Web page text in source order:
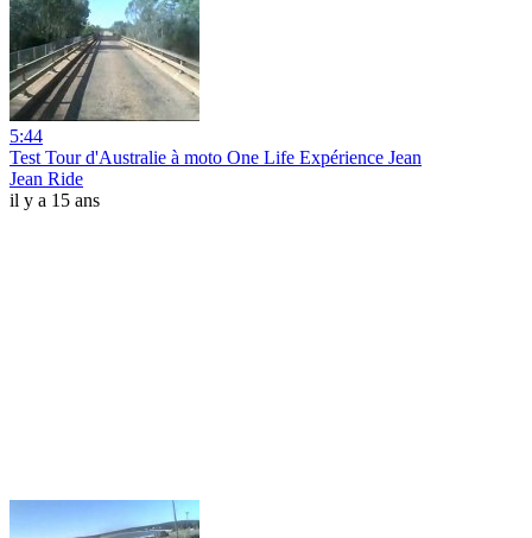
5:44
Test Tour d'Australie à moto One Life Expérience Jean
Jean Ride
il y a 15 ans